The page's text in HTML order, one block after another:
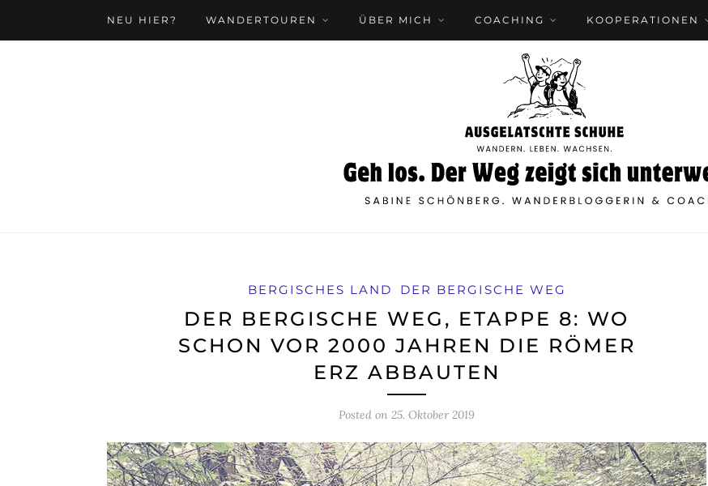
NEU HIER? WANDERTOUREN ÜBER MICH COACHING KOOPERATIONEN
BERGISCHES LAND DER BERGISCHE WEG
DER BERGISCHE WEG, ETAPPE 8: WO
SCHON VOR 2000 JAHREN DIE RÖMER
ERZ ABBAUTEN
Posted on 25. Oktober 2019